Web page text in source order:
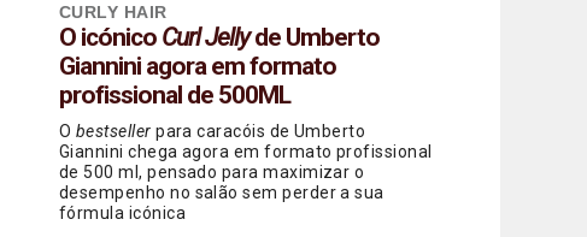
CURLY HAIR
O icónico Curl Jellyde Umberto
Giannini agora em formato
profissional de 500ML
O bestseller para caracóis de Umberto
Giannini chega agora em formato profissional
de 500 ml, pensado para maximizar o
desempenho no salão sem perder a sua
fórmula icónica